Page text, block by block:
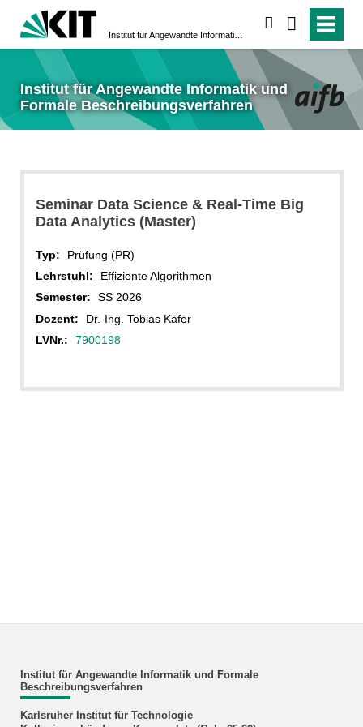
Institut für Angewandte Informatik und
Formale Beschreibungsverfahren
Seminar Data Science & Real-Time Big
Data Analytics (Master)
Typ:
Prüfung (PR)
Lehrstuhl:
Effiziente Algorithmen
Semester:
SS 2026
Dozent:
Dr.-Ing. Tobias Käfer
LVNr.:
7900198
Institut für Angewandte Informatik und Formale
Beschreibungsverfahren
Karlsruher Institut für Technologie